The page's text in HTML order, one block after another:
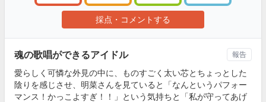
採点・コメントする
魂の歌唱ができるアイドル
愛らしく可憐な外見の中に、ものすごく太い芯とちょっとした
陰りを感じさせ、明菜さんを見ていると「なんというパフォー
マンス！かっこよすぎ！！」という気持ちと「私が守ってあげ
報告